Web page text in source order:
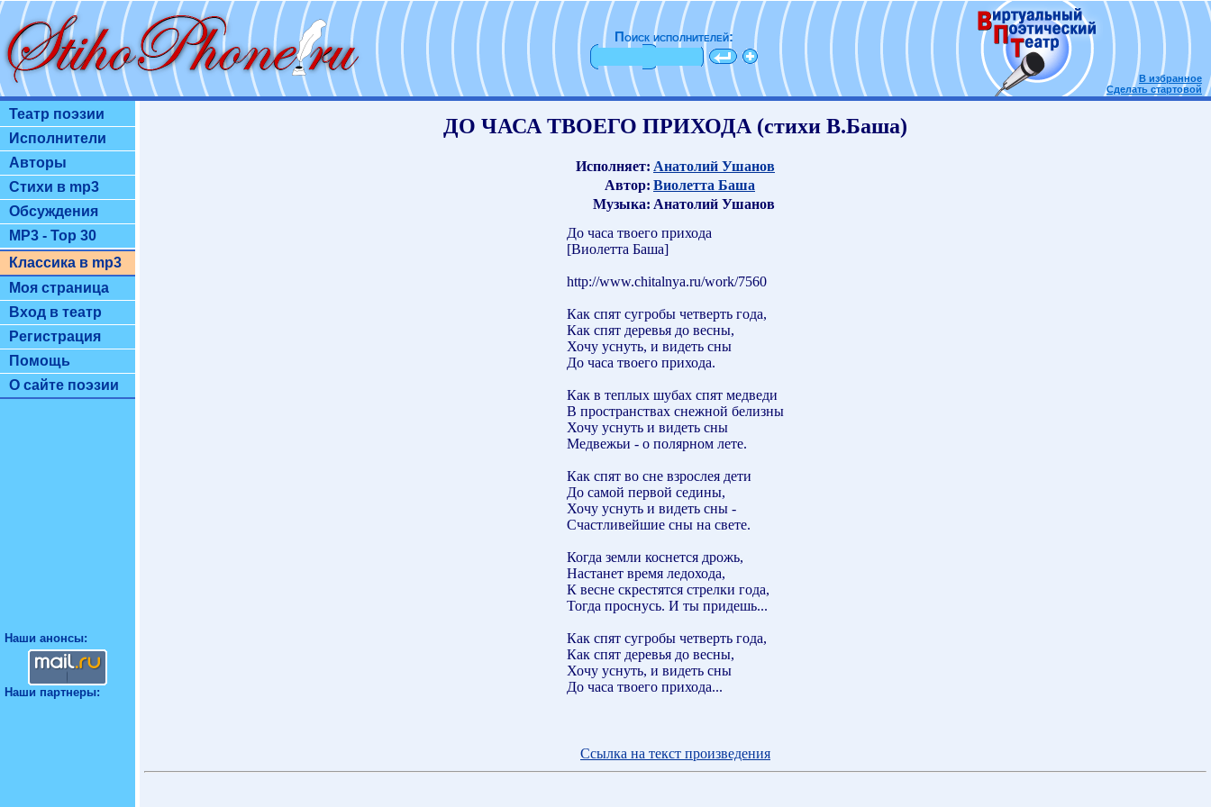
Поиск исполнителей:
В избранное
Сделать стартовой
Театр поэзии
Исполнители
Авторы
Стихи в mp3
Обсуждения
MP3 - Top 30
Классика в mp3
Моя страница
Вход в театр
Регистрация
Помощь
О сайте поэзии
Наши анонсы:
Наши партнеры:
ДО ЧАСА ТВОЕГО ПРИХОДА (стихи В.Баша)
Исполняет: Анатолий Ушанов
Автор: Виолетта Баша
Музыка: Анатолий Ушанов
До часа твоего прихода
[Виолетта Баша]
http://www.chitalnya.ru/work/7560
Как спят сугробы четверть года,
Как спят деревья до весны,
Хочу уснуть, и видеть сны
До часа твоего прихода.
Как в теплых шубах спят медведи
В пространствах снежной белизны
Хочу уснуть и видеть сны
Медвежьи - о полярном лете.
Как спят во сне взрослея дети
До самой первой седины,
Хочу уснуть и видеть сны -
Счастливейшие сны на свете.
Когда земли коснется дрожь,
Настанет время ледохода,
К весне скрестятся стрелки года,
Тогда проснусь. И ты придешь...
Как спят сугробы четверть года,
Как спят деревья до весны,
Хочу уснуть, и видеть сны
До часа твоего прихода...
Ссылка на текст произведения